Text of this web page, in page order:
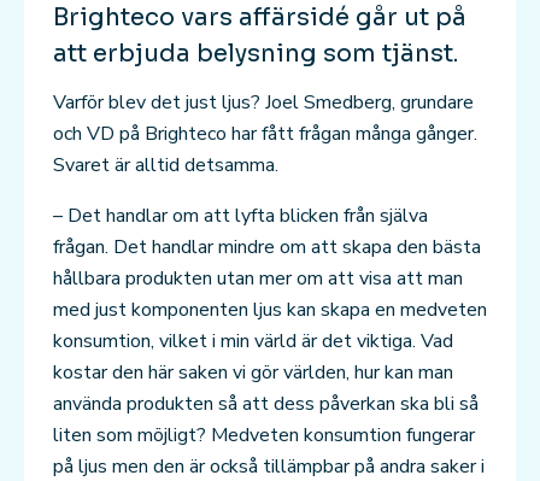
Brighteco vars affärsidé går ut på
att erbjuda belysning som tjänst.
Varför blev det just ljus? Joel Smedberg, grundare
och VD på Brighteco har fått frågan många gånger.
Svaret är alltid detsamma.
– Det handlar om att lyfta blicken från själva
frågan. Det handlar mindre om att skapa den bästa
hållbara produkten utan mer om att visa att man
med just komponenten ljus kan skapa en medveten
konsumtion, vilket i min värld är det viktiga. Vad
kostar den här saken vi gör världen, hur kan man
använda produkten så att dess påverkan ska bli så
liten som möjligt? Medveten konsumtion fungerar
på ljus men den är också tillämpbar på andra saker i